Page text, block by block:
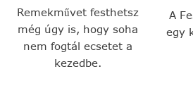
Remekművet festhetsz
még úgy is, hogy soha
nem fogtál ecsetet a
kezedbe.
A
egy